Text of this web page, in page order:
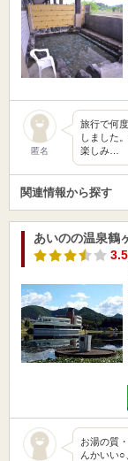
匿名
旅行で何
しました
楽しみ…
関連情報から探す
あいのの温泉鶴
お湯の質
んかいい○